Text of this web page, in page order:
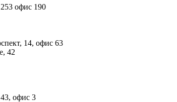
офис 190
14, офис 63
42
офис 3